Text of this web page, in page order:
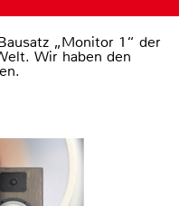
„Monitor 1“ der
Wir haben den